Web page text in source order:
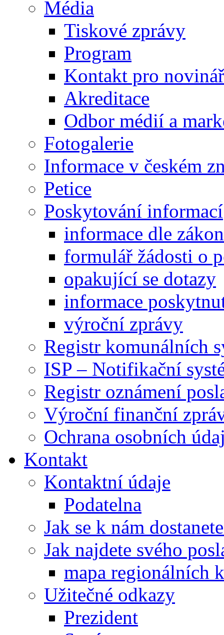
Média
Tiskové zprávy
Program
Kontakt pro
Akreditace
Odbor médií a
Fotogalerie
Informace v českém
Petice
Poskytování informací
informace dle
formulář žádosti o
opakující se dotazy
informace
výroční zprávy
Registr komunálních
ISP – Notifikační
Registr oznámení
Výroční finanční
Ochrana osobních
Kontakt
Kontaktní údaje
Podatelna
Jak se k nám
Jak najdete svého
mapa regionálních
Užitečné odkazy
Prezident